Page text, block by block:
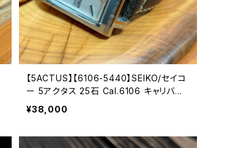
【5ACTUS】【6106-5440】SEIKO/セイコ
ー 5アクタス 25石 Cal.6106 キャリバー
機械式 自動巻き腕時計 精工舎諏訪工場/
SS 1972年 1月製造品 アンティークウォッ
c6106-7440-3】
¥38,000